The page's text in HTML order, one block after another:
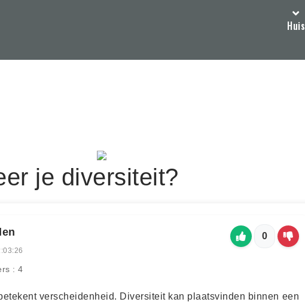
Huis
je diversiteit?
: 4
0
verscheidenheid. Diversiteit kan plaatsvinden binnen een